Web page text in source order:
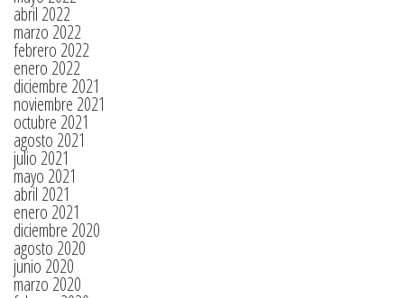
abril 2022
marzo 2022
febrero 2022
enero 2022
diciembre 2021
noviembre 2021
octubre 2021
agosto 2021
julio 2021
mayo 2021
abril 2021
enero 2021
diciembre 2020
agosto 2020
junio 2020
marzo 2020